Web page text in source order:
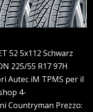
52 5x112 Schwarz
225/55 R17 97H
Autec iM TPMS per il
4-
Countryman Prezzo: